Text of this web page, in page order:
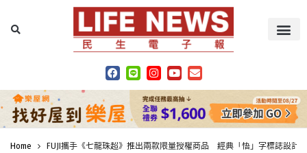
Home FUJI攜手《七龍珠超》推出兩款限量授權商品 經典「悟」字標誌設計